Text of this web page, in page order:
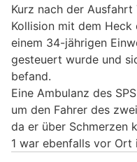
Kurz nach der
Kollision mit dem Heck
einem 34-jährigen
gesteuert wurde und
befand.
Eine Ambulanz des
um den Fahrer des
da er über Schmerzen
1 war ebenfalls vor Ort